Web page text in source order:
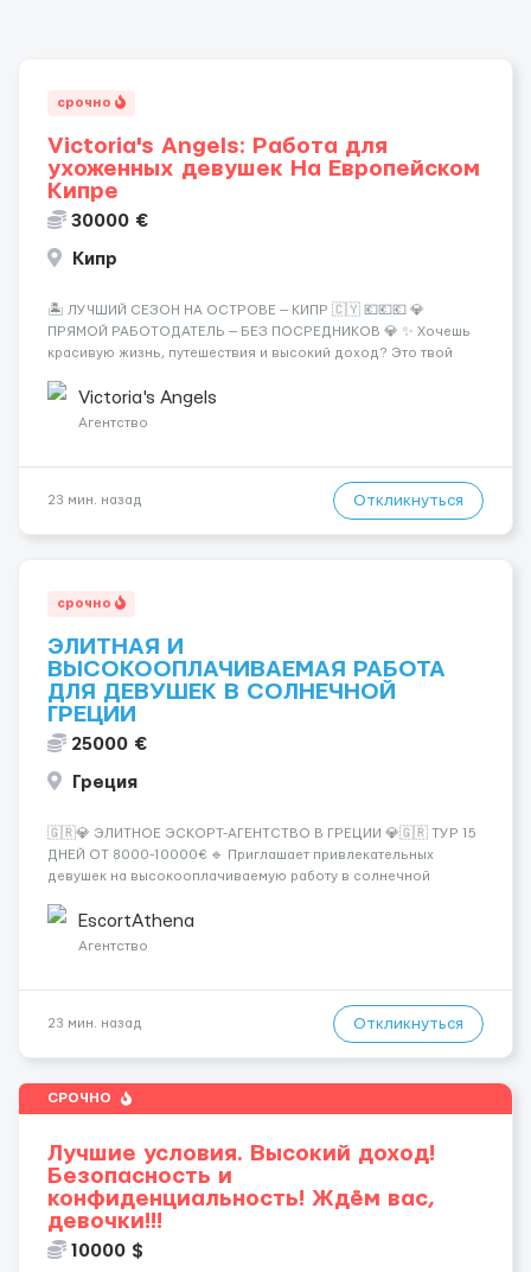
срочно
Victoria's Angels: Работа для
ухоженных девушек На Европейском
Кипре
30000 €
Кипр
🏝️ ЛУЧШИЙ СЕЗОН НА ОСТРОВЕ — КИПР 🇨🇾 💶💶💶 💎
ПРЯМОЙ РАБОТОДАТЕЛЬ — БЕЗ ПОСРЕДНИКОВ 💎 ✨ Хочешь
красивую жизнь, путешествия и высокий доход? Это твой
Опытная команда с годами практики — Стабильный поток
клиентов (без ...
Victoria's Angels
Агентство
23 мин. назад Откликнуться
срочно
ЭЛИТНАЯ И
ВЫСОКООПЛАЧИВАЕМАЯ РАБОТА
ДЛЯ ДЕВУШЕК В СОЛНЕЧНОЙ
ГРЕЦИИ
25000 €
Греция
🇬🇷💎 ЭЛИТНОЕ ЭСКОРТ-АГЕНТСТВО В ГРЕЦИИ 💎🇬🇷 ТУР 15
ДНЕЙ ОТ 8000-10000€ 🔹 Приглашает привлекательных
девушек на высокооплачиваемую работу в солнечной
хорошие деньги 💶 — это предложение для тебя! 🔹
Требования: ✔️ Возраст от ...
EscortAthena
Агентство
23 мин. назад Откликнуться
СРОЧНО
Лучшие условия. Высокий доход!
Безопасность и
конфиденциальность! Ждём вас,
девочки!!!
10000 $